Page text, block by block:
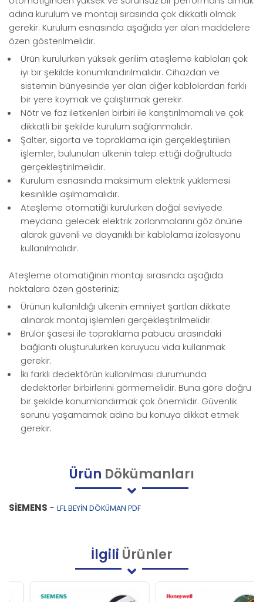
adına kurulum ve montajı sırasında çok dikkatli olmak
gerekir. Kurulum esnasında aşağıda yer alan maddelere
özen gösterilmelidir.
Ürün kurulurken yüksek gerilim ateşleme kabloları çok
iyi bir şekilde konumlandırılmalıdır. Cihazdan ve
sistemin bünyesinde yer alan diğer kablolardan farklı
bir yere koymak ve çalıştırmak gerekir.
Nötr ve faz iletkenleri birbiri ile karıştırılmamalı ve çok
dikkatli bir şekilde kurulum sağlanmalıdır.
Şalter, sigorta ve topraklama için gerçekleştirilen
işlemler, bulunulan ülkenin talep ettiği doğrultuda
gerçekleştirilmelidir.
Kurulum esnasında maksimum elektrik yüklemesi
kesinlikle aşılmamalıdır.
Ateşleme otomatiği kurulurken doğal seviyede
meydana gelecek elektrik zorlanmalarını göz önüne
alarak güvenli ve dayanıklı bir kablolama izolasyonu
kullanılmalıdır.
Ateşleme otomatiğinin montajı sırasında aşağıda
noktalara özen gösteriniz;
Ürünün kullanıldığı ülkenin emniyet şartları dikkate
alınarak montaj işlemleri gerçekleştirilmelidir.
Brülör şasesi ile topraklama pabucu arasındaki
bağlantı oluşturulurken koruyucu vida kullanmak
gerekir.
İki farklı dedektörün kullanılması durumunda
dedektörler birbirlerini görmemelidir. Buna göre doğru
bir şekilde konumlandırmak çok önemlidir. Güvenlik
sorunu yaşamamak adına bu konuya dikkat etmek
gerekir.
Ürün Dökümanları
SİEMENS - LFL BEYİN DÖKÜMAN PDF
İlgili Ürünler